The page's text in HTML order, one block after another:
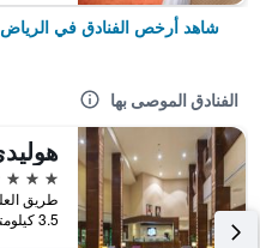
شاهد أرخص الفنادق في الرياض
الفنادق الموصى بها
5 نجوم
3.5 كيلومتر عن وسط المدينة